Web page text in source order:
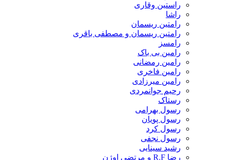
راستین وقاری
رامتین ریسمان
رامتین ریسمان و مصطفی باقری
رامسز
رامین بی باک
رامین رمضانی
رامین فاخری
رامین میرزادی
رحیم جوانمردی
رستاک
رسول بهرامی
رسول پویان
رسول کرد
رسول نجفی
رشید سینایی